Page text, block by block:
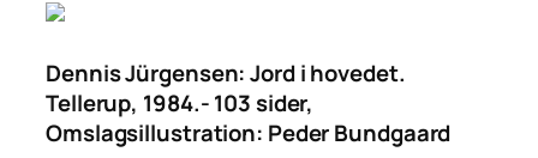
Dennis Jürgensen: Jord i hovedet.
Tellerup, 1984.- 103 sider,
Omslagsillustration: Peder Bundgaard